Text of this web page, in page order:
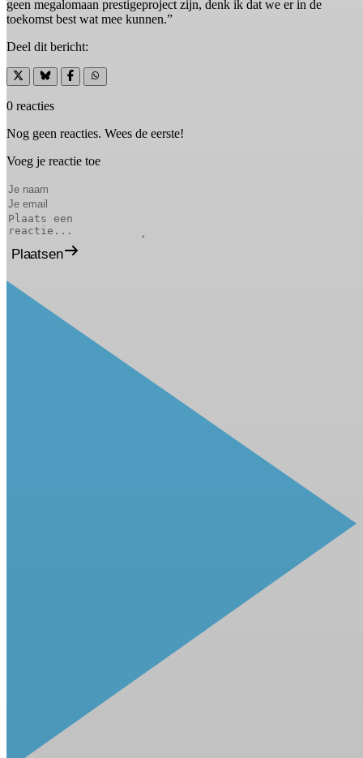
geen megalomaan prestigeproject zijn, denk ik dat we er in de
toekomst best wat mee kunnen.”
Deel dit bericht:
0 reacties
Nog geen reacties. Wees de eerste!
Voeg je reactie toe
Plaatsen